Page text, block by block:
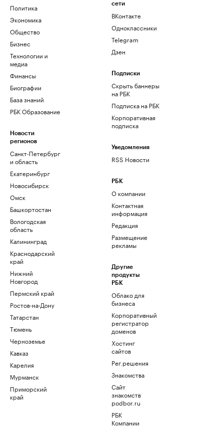
Политика
Экономика
Общество
Бизнес
Технологии и
медиа
Финансы
Биографии
База знаний
РБК Образование
Новости
регионов
Санкт-Петербург
и область
Екатеринбург
Новосибирск
Омск
Башкортостан
Вологодская
область
Калининград
Краснодарский
край
Нижний
Новгород
Пермский край
Ростов-на-Дону
Татарстан
Тюмень
Черноземье
Кавказ
Карелия
Мурманск
Приморский
край
сети
ВКонтакте
Одноклассники
Telegram
Дзен
Подписки
Скрыть баннеры
на РБК
Подписка на РБК
Корпоративная
подписка
Уведомления
RSS Новости
РБК
О компании
Контактная
информация
Редакция
Размещение
рекламы
Другие
продукты
РБК
Облако для
бизнеса
Корпоративный
регистратор
доменов
Хостинг
сайтов
Рег.решения
Знакомства
Сайт
знакомств
podbor.ru
РБК
Компании